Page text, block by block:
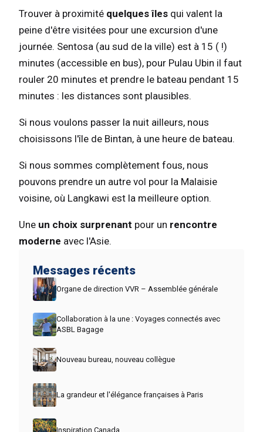
Trouver à proximité quelques îles qui valent la
peine d'être visitées pour une excursion d'une
journée. Sentosa (au sud de la ville) est à 15 ( !)
minutes (accessible en bus), pour Pulau Ubin il faut
rouler 20 minutes et prendre le bateau pendant 15
minutes : les distances sont plausibles.
Si nous voulons passer la nuit ailleurs, nous
choisissons l'île de Bintan, à une heure de bateau.
Si nous sommes complètement fous, nous
pouvons prendre un autre vol pour la Malaisie
voisine, où Langkawi est la meilleure option.
Une un choix surprenant pour un rencontre
moderne avec l'Asie.
Messages récents
Organe de direction VVR – Assemblée générale
Collaboration à la une : Voyages connectés avec
ASBL Bagage
Nouveau bureau, nouveau collègue
La grandeur et l'élégance françaises à Paris
Inspiration Canada